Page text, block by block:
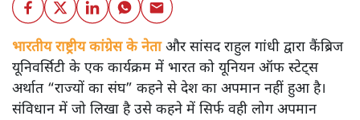
भारतीय राष्ट्रीय कांग्रेस के नेताऔर सांसद राहुल गांधी द्वारा कैंब्रिज
यूनिवर्सिटी के एक कार्यक्रम में भारत को यूनियन ऑफ स्टेट्स
अर्थात “राज्यों का संघ” कहने से देश का अपमान नहीं हुआ है।
संविधान में जो लिखा है उसे कहने में सिर्फ वही लोग अपमान